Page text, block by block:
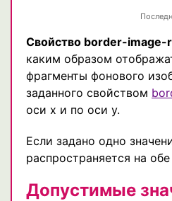
Свойство border-image-
каким образом
фрагменты фонового
заданного свойством
оси x и по оси y.
Если задано одно
распространяется на
Допустимые